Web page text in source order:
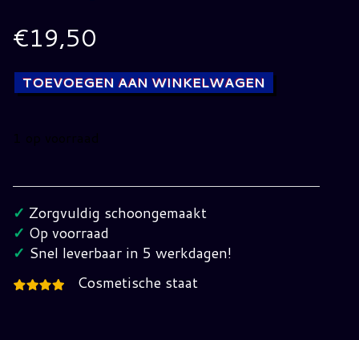
€19,50
TOEVOEGEN AAN WINKELWAGEN
1 op voorraad
Star
Wars
Luke
Skywalker
Outfit
✓ Zorgvuldig schoongemaakt
✓ Op voorraad
✓ Snel leverbaar in 5 werkdagen!
Cosmetische staat